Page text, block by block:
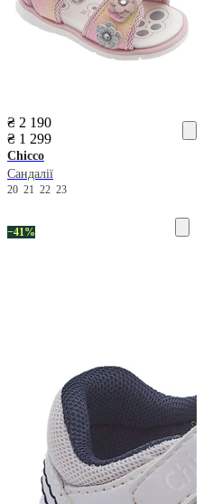
₴ 2 190
₴ 1 299
Chicco
Сандалії
20 21 22 23
−41%